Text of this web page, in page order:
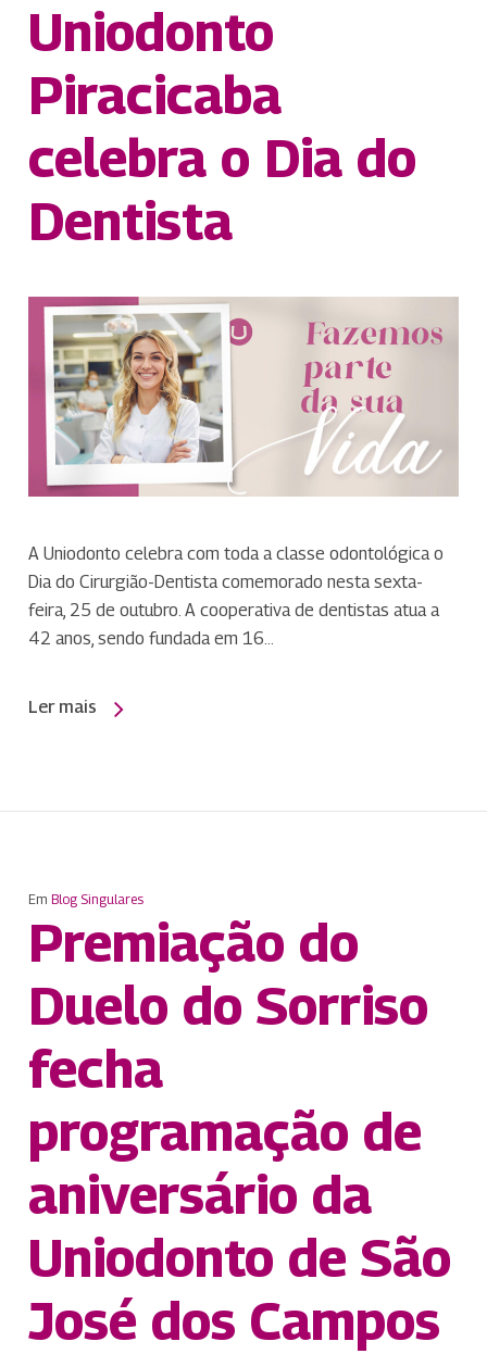
Uniodonto
Piracicaba
celebra o Dia do
Dentista
A Uniodonto celebra com toda a classe odontológica o
Dia do Cirurgião-Dentista comemorado nesta sexta-
feira, 25 de outubro. A cooperativa de dentistas atua a
42 anos, sendo fundada em 16…
Ler mais
Em Blog Singulares
Premiação do
Duelo do Sorriso
fecha
programação de
aniversário da
Uniodonto de São
José dos Campos